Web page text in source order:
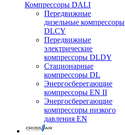
Компрессоры DALI
Передвижные
дизельные компрессоры
DLCY
Передвижные
электрические
компрессоры DLDY
Стационарные
компрессоры DL
Энергосберегающие
компрессоры EN II
Энергосберегающие
компрессоры низкого
давления EN